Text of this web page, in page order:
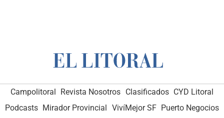
Campolitoral Revista Nosotros Clasificados CYD Litoral
Podcasts Mirador Provincial VivíMejor SF Puerto Negocios